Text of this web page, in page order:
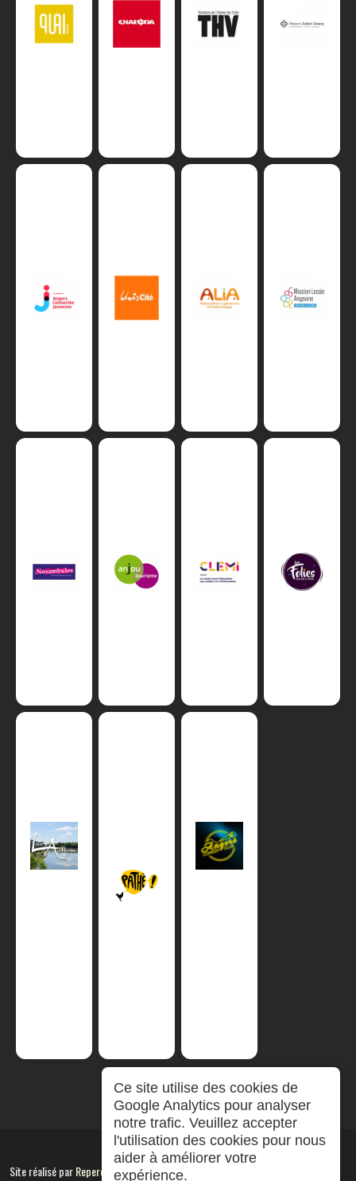
Site réalisé parRepereCom
Ce site utilise des cookies de
Google Analytics pour analyser
notre trafic. Veuillez accepter
l'utilisation des cookies pour nous
aider à améliorer votre
expérience.